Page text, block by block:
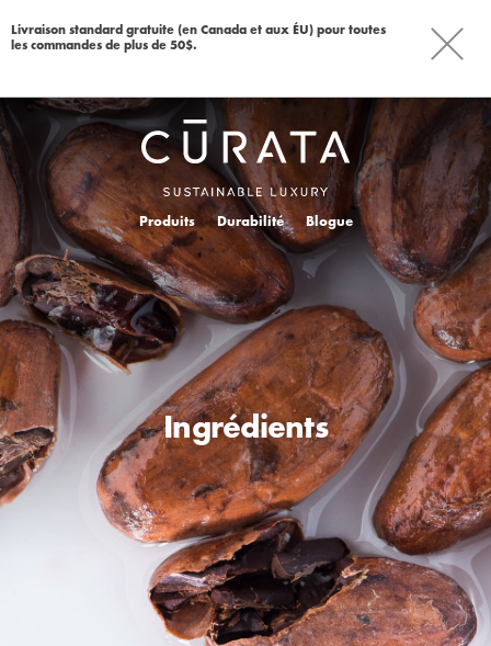
Livraison standard gratuite (en Canada et aux ÉU) pour toutes
les commandes de plus de 50$.
Produits Durabilité Blogue
Ingrédients